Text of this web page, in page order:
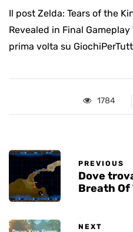
Il post Zelda: Tears of the
Revealed in Final
prima volta su
1784
PREVIOUS
Dove
Breath Of
NEXT